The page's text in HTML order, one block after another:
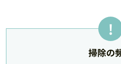
掃除の